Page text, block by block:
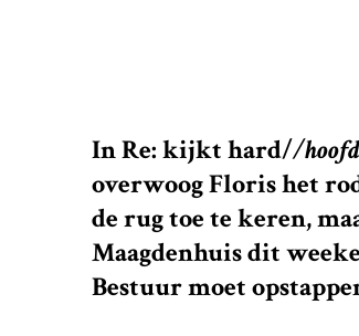
In Re: kijkthard//hoofd
overwoog Floris het
de rug toe te keren,
Maagdenhuis dit
Bestuur moet